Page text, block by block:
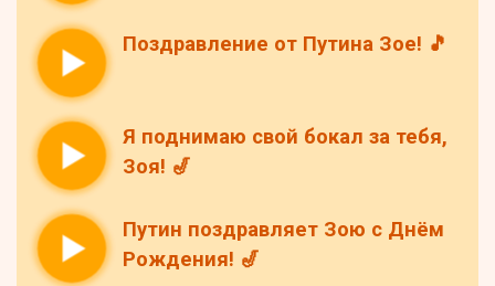
Поздравление от Путина Зое! 🎵
Я поднимаю свой бокал за тебя,
Зоя! 🎷
Путин поздравляет Зою с Днём
Рождения! 🎷